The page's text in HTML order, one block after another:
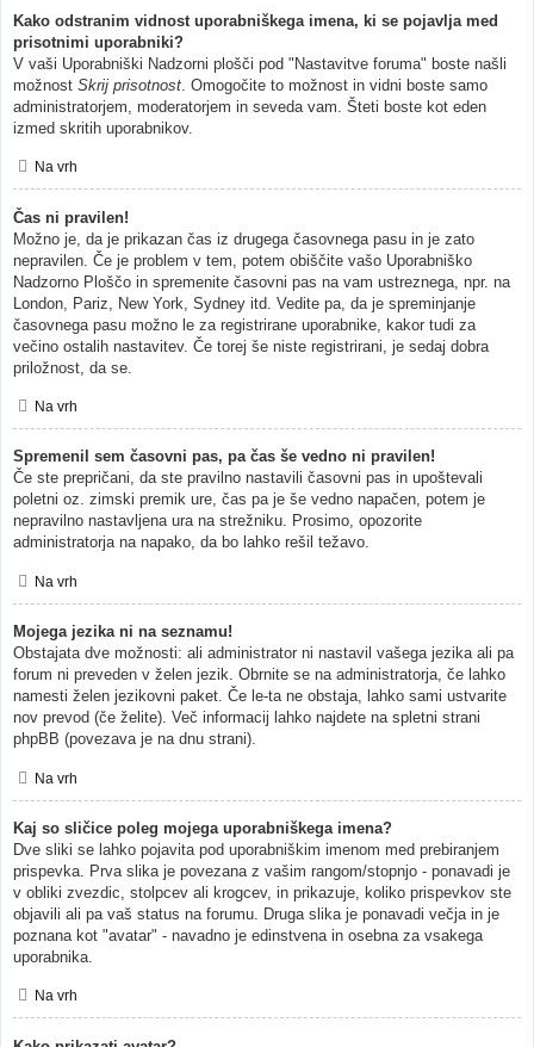
Kako odstranim vidnost uporabniškega imena, ki se pojavlja med
prisotnimi uporabniki?
V vaši Uporabniški Nadzorni plošči pod "Nastavitve foruma" boste našli
možnost Skrij prisotnost . Omogočite to možnost in vidni boste samo
administratorjem, moderatorjem in seveda vam. Šteti boste kot eden
izmed skritih uporabnikov.
Na vrh
Čas ni pravilen!
Možno je, da je prikazan čas iz drugega časovnega pasu in je zato
nepravilen. Če je problem v tem, potem obiščite vašo Uporabniško
Nadzorno Ploščo in spremenite časovni pas na vam ustreznega, npr. na
London, Pariz, New York, Sydney itd. Vedite pa, da je spreminjanje
časovnega pasu možno le za registrirane uporabnike, kakor tudi za
večino ostalih nastavitev. Če torej še niste registrirani, je sedaj dobra
priložnost, da se.
Na vrh
Spremenil sem časovni pas, pa čas še vedno ni pravilen!
Če ste prepričani, da ste pravilno nastavili časovni pas in upoštevali
poletni oz. zimski premik ure, čas pa je še vedno napačen, potem je
nepravilno nastavljena ura na strežniku. Prosimo, opozorite
administratorja na napako, da bo lahko rešil težavo.
Na vrh
Mojega jezika ni na seznamu!
Obstajata dve možnosti: ali administrator ni nastavil vašega jezika ali pa
forum ni preveden v želen jezik. Obrnite se na administratorja, če lahko
namesti želen jezikovni paket. Če le-ta ne obstaja, lahko sami ustvarite
nov prevod (če želite). Več informacij lahko najdete na spletni strani
phpBB (povezava je na dnu strani).
Na vrh
Kaj so sličice poleg mojega uporabniškega imena?
Dve sliki se lahko pojavita pod uporabniškim imenom med prebiranjem
prispevka. Prva slika je povezana z vašim rangom/stopnjo - ponavadi je
v obliki zvezdic, stolpcev ali krogcev, in prikazuje, koliko prispevkov ste
objavili ali pa vaš status na forumu. Druga slika je ponavadi večja in je
poznana kot "avatar" - navadno je edinstvena in osebna za vsakega
uporabnika.
Na vrh